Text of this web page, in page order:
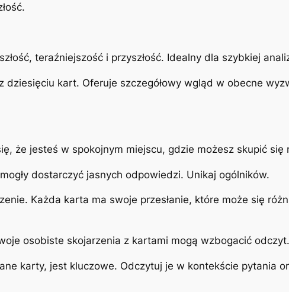
teraźniejszość i przyszłość. Idealny dla szybkiej
dziesięciu kart. Oferuje szczegółowy wgląd w obecne
że jesteś w spokojnym miejscu, gdzie możesz skupić się
dostarczyć jasnych odpowiedzi. Unikaj ogólników.
Każda karta ma swoje przesłanie, które może się
osobiste skojarzenia z kartami mogą wzbogacić odczyt.
karty, jest kluczowe. Odczytuj je w kontekście pytania